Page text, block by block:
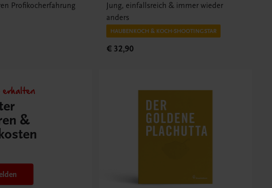
Profikocherfahrung
Jung, einfallsreich & immer wieder
anders
HAUBENKOCH & KOCH-SHOOTINGSTAR
€ 32,90
&